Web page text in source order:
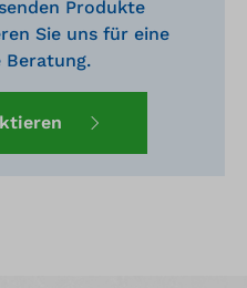
Produkte
Sie uns für eine
Beratung.